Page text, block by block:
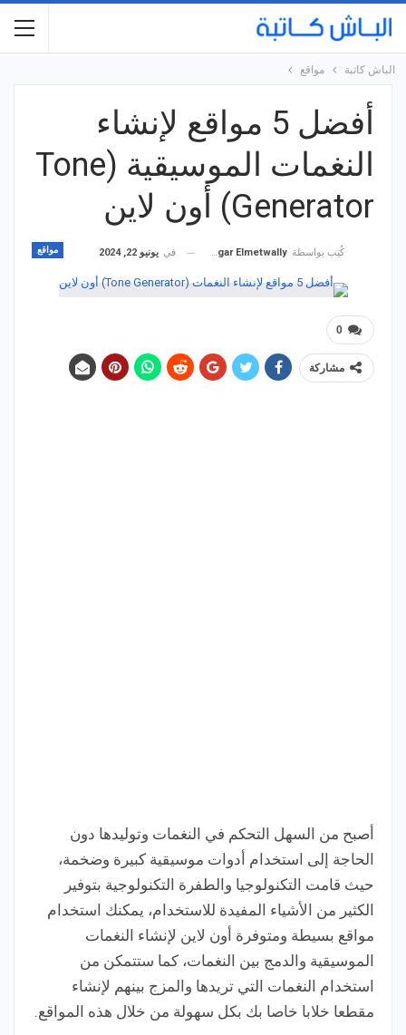
الباش كاتبة مواقع
أفضل 5 مواقع لإنشاء
النغمات الموسيقية (Tone
Generator) أون لاين
مواقع كُتِب بواسطة Hagar Elmetwally في يونيو 22, 2024
0
مشاركة
أصبح من السهل التحكم في النغمات وتوليدها دون
الحاجة إلى استخدام أدوات موسيقية كبيرة وضخمة،
حيث قامت التكنولوجيا والطفرة التكنولوجية بتوفير
الكثير من الأشياء المفيدة للاستخدام، يمكنك استخدام
مواقع بسيطة ومتوفرة أون لاين لإنشاء النغمات
الموسيقية والدمج بين النغمات، كما ستتمكن من
استخدام النغمات التي تريدها والمزج بينهم لإنشاء
مقطعا خلابا خاصا بك بكل سهولة من خلال هذه المواقع.